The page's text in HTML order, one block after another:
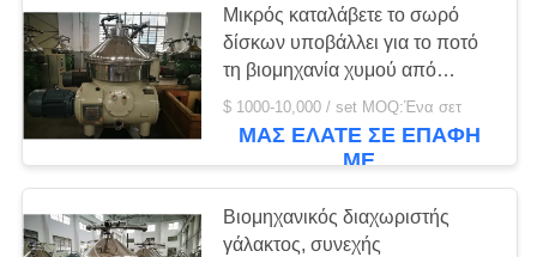
Nutsche ταραχώδη
φιλτράρετε
στεγνωτήρα
Μικρός καταλάβετε το σωρό
δίσκων υποβάλλει για το ποτό
τη βιομηχανία χυμού από
πορτοκάλι σε φυγοκέντρωση
$ 1000-10,000 / set MOQ:Ένα σετ
ΜΑΣ ΕΛΆΤΕ ΣΕ ΕΠΑΦΉ
ΜΕ
Βιομηχανικός διαχωριστής
γάλακτος, συνεχής